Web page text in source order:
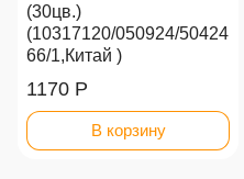
(30цв.)
(10317120/050924/50424
66/1,Китай )
1170 Р
В корзину